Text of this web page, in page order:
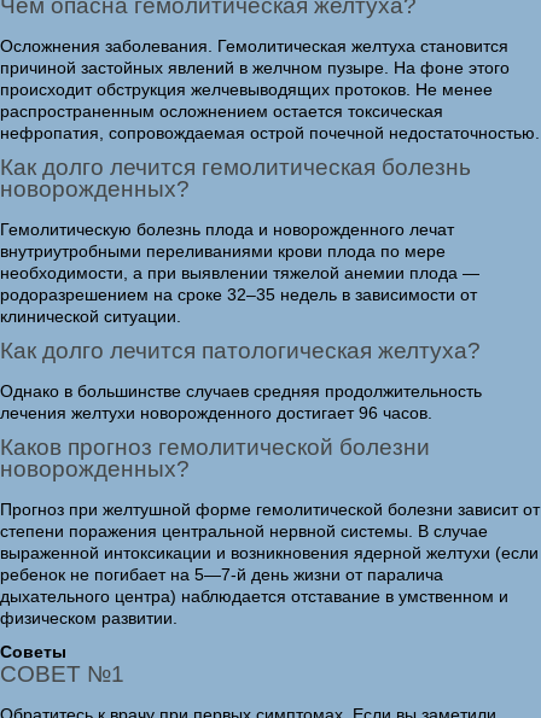
Осложнения заболевания. Гемолитическая желтуха становится
причиной застойных явлений в желчном пузыре. На фоне этого
происходит обструкция желчевыводящих протоков. Не менее
распространенным осложнением остается токсическая
нефропатия, сопровождаемая острой почечной недостаточностью.
Как долго лечится гемолитическая болезнь
новорожденных?
Гемолитическую болезнь плода и новорожденного лечат
внутриутробными переливаниями крови плода по мере
необходимости, а при выявлении тяжелой анемии плода —
родоразрешением на сроке 32–35 недель в зависимости от
клинической ситуации.
Как долго лечится патологическая желтуха?
Однако в большинстве случаев средняя продолжительность
лечения желтухи новорожденного достигает 96 часов.
Каков прогноз гемолитической болезни
новорожденных?
Прогноз при желтушной форме гемолитической болезни зависит от
степени поражения центральной нервной системы. В случае
выраженной интоксикации и возникновения ядерной желтухи (если
ребенок не погибает на 5—7-й день жизни от паралича
дыхательного центра) наблюдается отставание в умственном и
физическом развитии.
Советы
СОВЕТ №1